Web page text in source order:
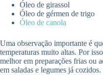
Óleo de girassol
Óleo de gérmen de trigo
Óleo de canola
Uma observação importante é
temperaturas muito altas. Por
melhor em preparações frias ou
em saladas e legumes já cozidos.